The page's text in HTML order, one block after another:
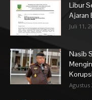
Libur
Ajaran
Juli 11,
Nasib
Agustus